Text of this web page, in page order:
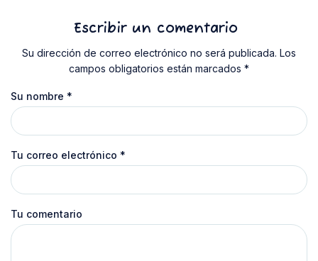
Escribir un comentario
Su dirección de correo electrónico no será publicada. Los
campos obligatorios están marcados *
Su nombre *
Tu correo electrónico *
Tu comentario